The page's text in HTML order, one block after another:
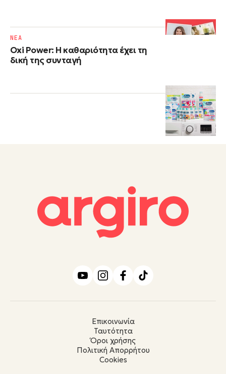
Oxi Power: Η καθαριότητα έχει τη
δική της συνταγή
NΕΑ
Επικοινωνία
Ταυτότητα
Όροι χρήσης
Πολιτική Απορρήτου
Cookies